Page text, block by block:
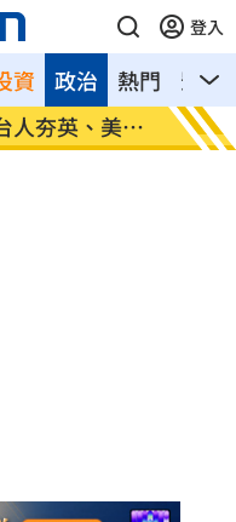
登入
資 熱門 影音
政治
方追查異常原
伊波